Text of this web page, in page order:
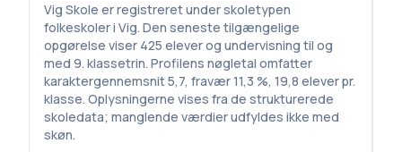
Vig Skole er registreret under skoletypen
folkeskoler i Vig. Den seneste tilgængelige
opgørelse viser 425 elever og undervisning til og
med 9. klassetrin. Profilens nøgletal omfatter
karaktergennemsnit 5,7, fravær 11,3 %, 19,8 elever pr.
klasse. Oplysningerne vises fra de strukturerede
skoledata; manglende værdier udfyldes ikke med
skøn.